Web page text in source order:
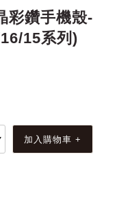
彩鑽手機殼-
15系列)